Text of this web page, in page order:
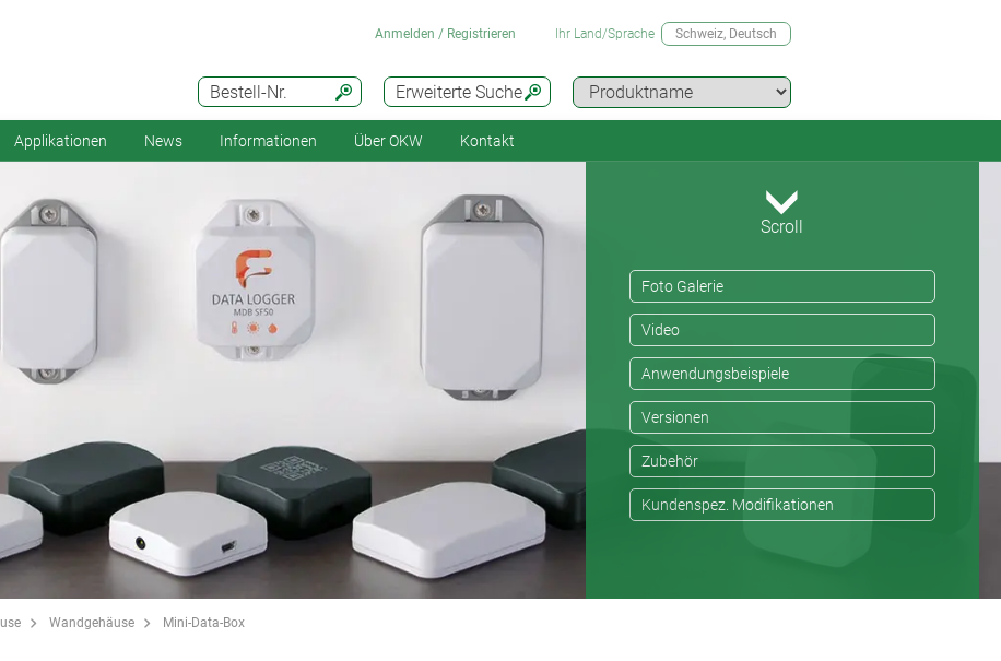
Erweiterte Suche
Bestell-Nr.
Anmelden / Registrieren Ihr Land/Sprache Schweiz, Deutsch
Applikationen News Informationen Über OKW Kontakt
Scroll
Foto Galerie
Video
Anwendungsbeispiele
Versionen
Zubehör
Kundenspez. Modifikationen
Wandgehäuse Mini-Data-Box